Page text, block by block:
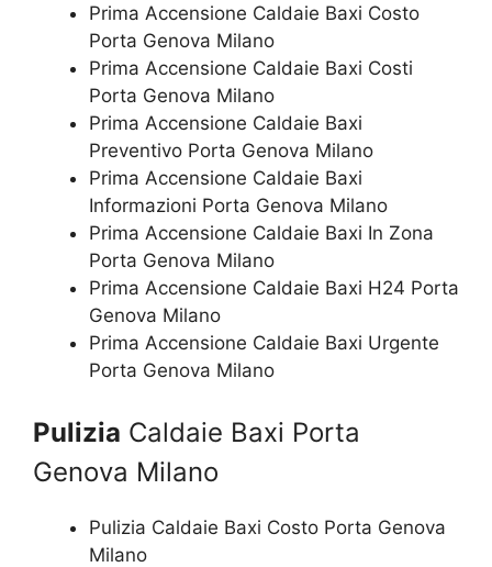
Prima Accensione Caldaie Baxi Costo
Porta Genova Milano
Prima Accensione Caldaie Baxi Costi
Porta Genova Milano
Prima Accensione Caldaie Baxi
Preventivo Porta Genova Milano
Prima Accensione Caldaie Baxi
Informazioni Porta Genova Milano
Prima Accensione Caldaie Baxi In Zona
Porta Genova Milano
Prima Accensione Caldaie Baxi H24 Porta
Genova Milano
Prima Accensione Caldaie Baxi Urgente
Porta Genova Milano
Pulizia Caldaie Baxi Porta
Genova Milano
Pulizia Caldaie Baxi Costo Porta Genova
Milano